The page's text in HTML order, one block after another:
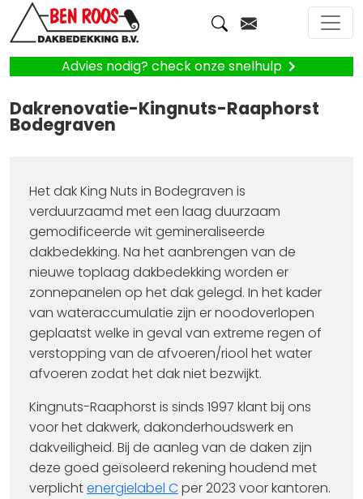
Advies nodig? check onze snelhulp
Dakrenovatie-Kingnuts-Raaphorst
Bodegraven
Het dak King Nuts in Bodegraven is
verduurzaamd met een laag duurzaam
gemodificeerde wit gemineraliseerde
dakbedekking. Na het aanbrengen van de
nieuwe toplaag dakbedekking worden er
zonnepanelen op het dak gelegd. In het kader
van wateraccumulatie zijn er noodoverlopen
geplaatst welke in geval van extreme regen of
verstopping van de afvoeren/riool het water
afvoeren zodat het dak niet bezwijkt.
Kingnuts-Raaphorst is sinds 1997 klant bij ons
voor het dakwerk, dakonderhoudswerk en
dakveiligheid. Bij de aanleg van de daken zijn
deze goed geïsoleerd rekening houdend met
verplichtenergielabel Cper 2023 voor kantoren.